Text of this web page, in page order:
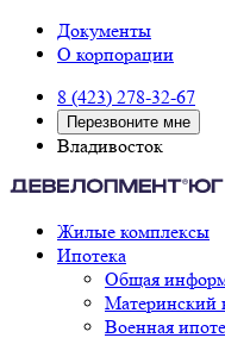
Документы
О корпорации
8 (423) 278-32-67
Перезвоните мне
Владивосток
Жилые комплексы
Ипотека
Общая
Материнский
Военная